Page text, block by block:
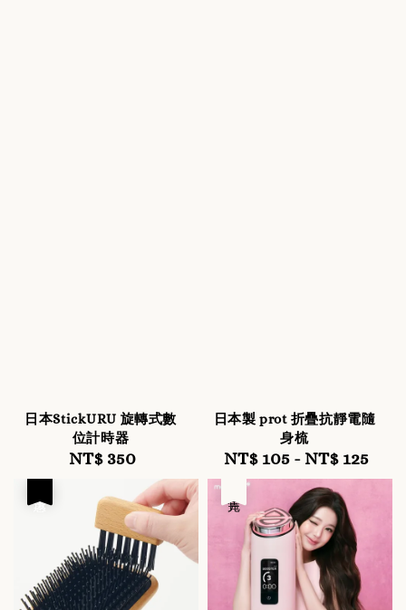
日本StickURU 旋轉式數
位計時器
Regular
NT$ 350
日本製 prot 折疊抗靜電隨
身梳
Regular
price
NT$ 105 - NT$ 125